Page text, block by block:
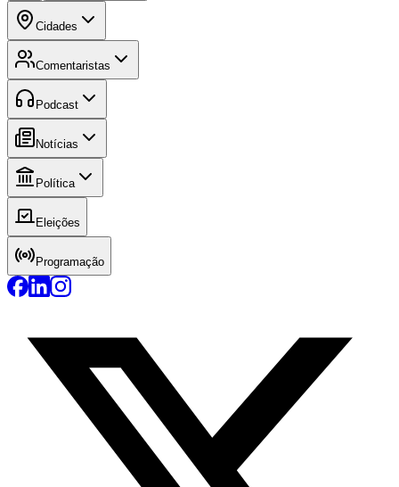
Cidades
Comentaristas
Podcast
Notícias
Política
Eleições
Programação